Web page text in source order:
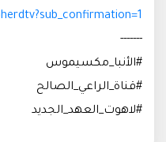
-------
#الأنبا_مكسيموس
#قناة_الراعي_الصالح
#لاهوت_العهد_الجديد